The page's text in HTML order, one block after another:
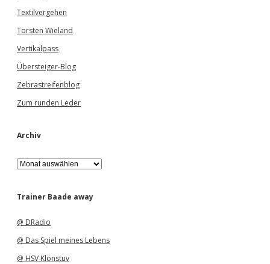
Textilvergehen
Torsten Wieland
Vertikalpass
Übersteiger-Blog
Zebrastreifenblog
Zum runden Leder
Archiv
A
r
h
Trainer Baade away
@ DRadio
@ Das Spiel meines Lebens
@ HSV Klönstuv